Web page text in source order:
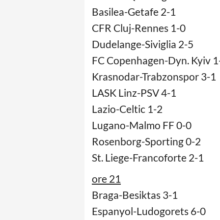
Basilea-Getafe 2-1
CFR Cluj-Rennes 1-0
Dudelange-Siviglia 2-5
FC Copenhagen-Dyn. Kyiv
Krasnodar-Trabzonspor 3-1
LASK Linz-PSV 4-1
Lazio-Celtic 1-2
Lugano-Malmo FF 0-0
Rosenborg-Sporting 0-2
St. Liege-Francoforte 2-1
ore 21
Braga-Besiktas 3-1
Espanyol-Ludogorets 6-0